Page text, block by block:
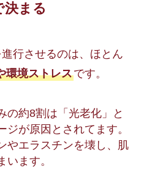
決まる
行させるのは、ほとん
環境ストレスです。
の約8割は「光老化」と
が原因とされてます。
やエラスチンを壊し、肌
ます。